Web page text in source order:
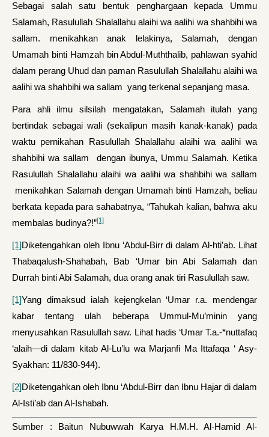
Sebagai salah satu bentuk penghargaan kepada Ummu
Salamah, Rasulullah Shalallahu alaihi wa aalihi wa shahbihi wa
sallam. menikahkan anak lelakinya, Salamah, dengan
Umamah binti Hamzah bin Abdul-Muththalib, pahlawan syahid
dalam perang Uhud dan paman Rasulullah Shalallahu alaihi wa
aalihi wa shahbihi wa sallam yang terkenal sepanjang masa.
Para ahli ilmu silsilah mengatakan, Salamah itulah yang
bertindak sebagai wali (sekalipun masih kanak-kanak) pada
waktu pernikahan Rasulullah Shalallahu alaihi wa aalihi wa
shahbihi wa sallam dengan ibunya, Ummu Salamah. Ketika
Rasulullah Shalallahu alaihi wa aalihi wa shahbihi wa sallam
menikahkan Salamah dengan Umamah binti Hamzah, beliau
berkata kepada para sahabatnya, “Tahukah kalian, bahwa aku
membalas bu­dinya?!”[1]
[1]Diketengahkan oleh Ibnu ‘Abdul-Birr di dalam Al-hti’ab. Lihat
Thabaqalush-Shahabah, Bab ‘Umar bin Abi Salamah dan
Durrah binti Abi Salamah, dua orang anak tiri Rasulullah saw.
[1]Yang dimaksud ialah kejengkelan ‘Umar r.a. mendengar
kabar tentang ulah beberapa Ummul-Mu’minin yang
menyusahkan Rasulullah saw. Lihat hadis ‘Umar T.a.-*nuttafaq
‘alaih—di dalam kitab Al-Lu’lu wa Marjanfi Ma Ittafaqa ‘ Asy-
Syakhan: 11/830-944).
[2]Diketengahkan oleh Ibnu ‘Abdul-Birr dan Ibnu Hajar di dalam
Al-Isti’ab dan Al-Ishabah.
Sumber : Baitun Nubuwwah Karya H.M.H. Al-Hamid Al-